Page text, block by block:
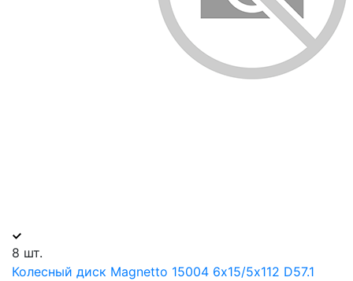
8 шт.
Колесный диск Magnetto 15004 6х15/5х112 D57.1